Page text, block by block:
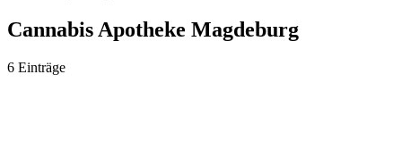
Cannabis Apotheke Magdeburg
6 Einträge